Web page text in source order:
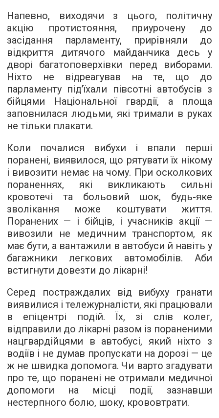
Напевно, виходячи з цього, політичну
акцію протистояння, приурочену до
засідання парламенту, прирівняли до
відкриття дитячого майданчика десь у
дворі багатоповерхівки перед виборами.
Ніхто не відреагував на те, що до
парламенту під’їхали півсотні автобусів з
бійцями Національної гвардії, а площа
заповнилася людьми, які тримали в руках
не тільки плакати.
Коли почалися вибухи і впали перші
поранені, виявилося, що рятувати їх нікому
і вивозити немає на чому. При осколкових
пораненнях, які викликають сильні
кровотечі та больовий шок, будь-яке
зволікання може коштувати життя.
Поранених — і бійців, і учасників акції —
вивозили не медичним транспортом, як
має бути, а вантажили в автобуси й навіть у
багажники легкових автомобілів. Аби
встигнути довезти до лікарні!
Серед постраждалих від вибуху гранати
виявилися і тележурналісти, які працювали
в епіцентрі подій. Їх, зі слів колег,
відправили до лікарні разом із пораненими
нацгвардійцями в автобусі, який ніхто з
водіїв і не думав пропускати на дорозі — це
ж не швидка допомога. Чи варто згадувати
про те, що поранені не отримали медичної
допомоги на місці події, зазнавши
нестерпного болю, шоку, крововтрати.